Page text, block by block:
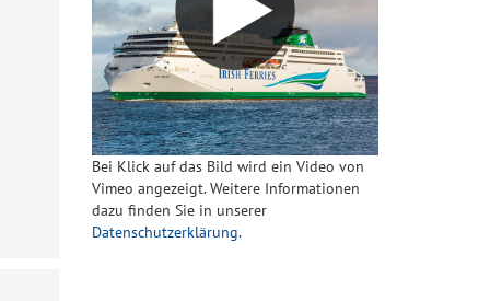
Bei Klick auf das Bild wird ein Video von
Vimeo angezeigt. Weitere Informationen
dazu finden Sie in unserer
Datenschutzerklärung.